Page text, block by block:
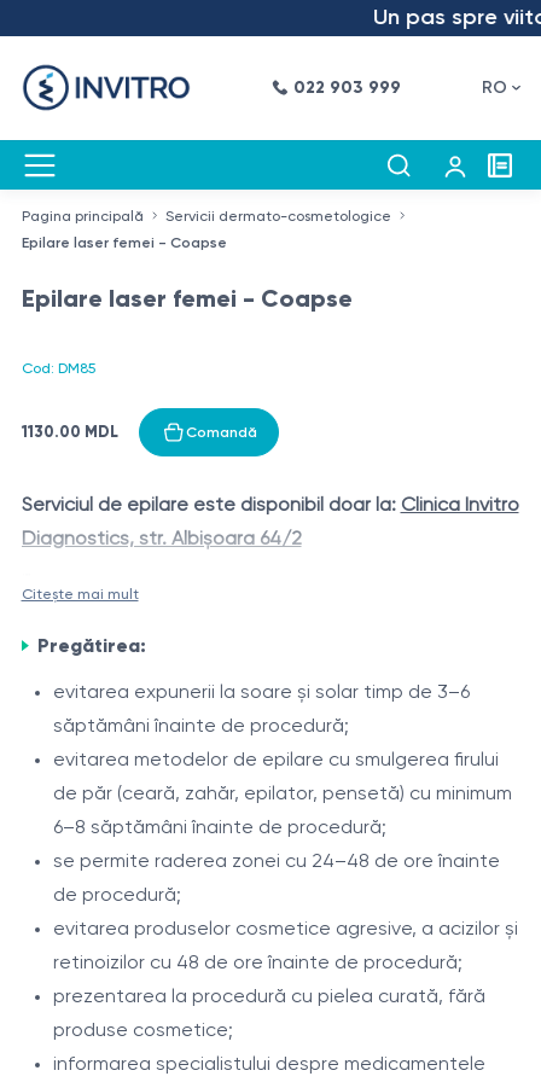
Un pas spre
022 903 999 RO
Pagina principală
Servicii dermato-cosmetologice
Epilare laser femei - Coapse
Epilare laser femei - Coapse
Cod: DM85
1130.00 MDL Comandă
Serviciul de epilare este disponibil doar la: Clinica Invitro
Diagnostics, str. Albișoara 64/2
Epilarea laser a coapselor
destinată reducerii creșterii firelor de păr nedorite în
efectuată cu laserul Alexandrite DEKA Again Pro Plus
(755 nm) și sistemul de răcire cu aer Zimmer Cryo, ceea
ce asigură o acțiune precisă asupra foliculilor piloși și
confort în timpul tratamentului.
influențată de particularități individuale și factori
hormonali. Laserul Alexandrite de 755 nm acționează
eficient asupra firelor pigmentate, contribuind la
reducerea treptată a acestora și la îmbunătățirea
aspectului pielii.
Indicații
păr nedorit pe coapse;
tendință la iritații după ras sau epilare;
fire de păr încarnate;
hipertricoză.
Procedura
evaluarea fototipului pielii și a caracteristicilor
selectarea parametrilor laserului;
tratarea zonei coapselor;
Intervale între ședințe
Citește mai mult
Pregătirea:
evitarea expunerii la soare și solar timp de 3–6
săptămâni înainte de procedură;
evitarea metodelor de epilare cu smulgerea firului
de păr (ceară, zahăr, epilator, pensetă) cu minimum
6–8 săptămâni înainte de procedură;
se permite raderea zonei cu 24–48 de ore înainte
de procedură;
evitarea produselor cosmetice agresive, a acizilor și
retinoizilor cu 48 de ore înainte de procedură;
prezentarea la procedură cu pielea curată, fără
produse cosmetice;
informarea specialistului despre medicamentele